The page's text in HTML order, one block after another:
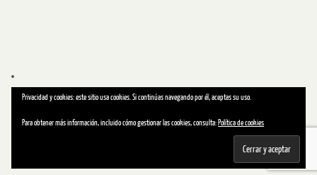
Privacidad y cookies: este sitio usa cookies. Si continúas navegando por él, aceptas su uso.
Para obtener más información, incluido cómo gestionar las cookies, consulta: Política de cookies